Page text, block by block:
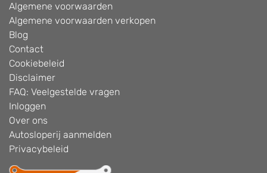
Algemene voorwaarden
Algemene voorwaarden verkopen
Blog
Contact
Cookiebeleid
Disclaimer
FAQ: Veelgestelde vragen
Inloggen
Over ons
Autosloperij aanmelden
Privacybeleid